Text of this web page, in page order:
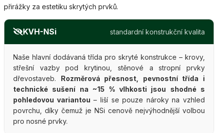
přirážky za estetiku skrytých prvků.
KVH-NSi standardní konstrukční kvalita
Naše hlavní dodávaná třída pro skryté konstrukce – krovy,
střešní vazby pod krytinou, stěnové a stropní prvky
dřevostaveb. Rozměrová přesnost, pevnostní třída i
technické sušení na ~15 % vlhkosti jsou shodné s
pohledovou variantou – liší se pouze nároky na vzhled
povrchu, díky čemuž je NSi cenově nejvýhodnější volbou
pro nosné prvky.